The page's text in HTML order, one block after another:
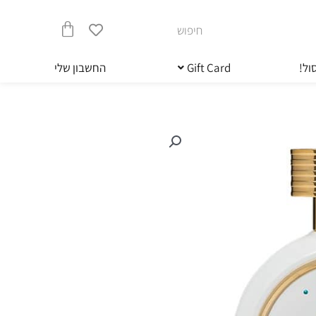
חיפוש
עגלת
קניות
Gift Card החשבון שלי